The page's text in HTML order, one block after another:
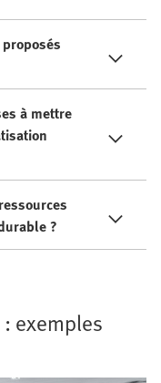
à mettre
?
exemples